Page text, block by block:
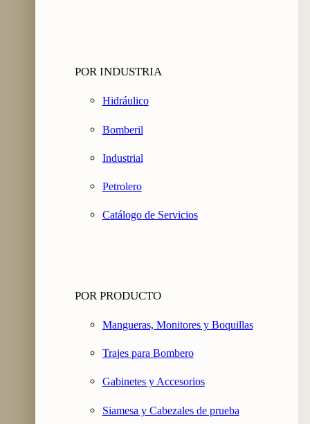
POR INDUSTRIA
Hidráulico
Bomberil
Industrial
Petrolero
Catálogo de Servicios
POR PRODUCTO
Mangueras, Monitores y Boquillas
Trajes para Bombero
Gabinetes y Accesorios
Siamesa y Cabezales de prueba